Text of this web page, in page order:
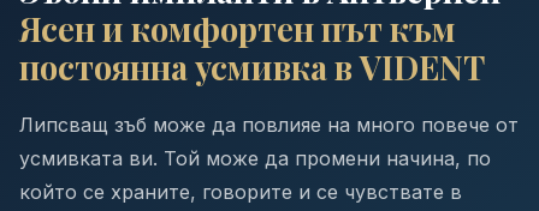
Ясен и комфортен път към
постоянна усмивка в VIDENT
Липсващ зъб може да повлияе на много повече от
усмивката ви. Той може да промени начина, по
който се храните, говорите и се чувствате в